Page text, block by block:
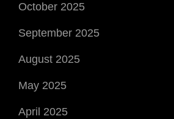
October 2025
September 2025
August 2025
May 2025
April 2025